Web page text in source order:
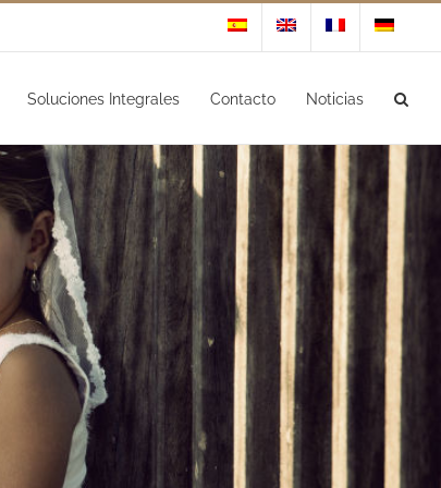
Soluciones Integrales Contacto Noticias